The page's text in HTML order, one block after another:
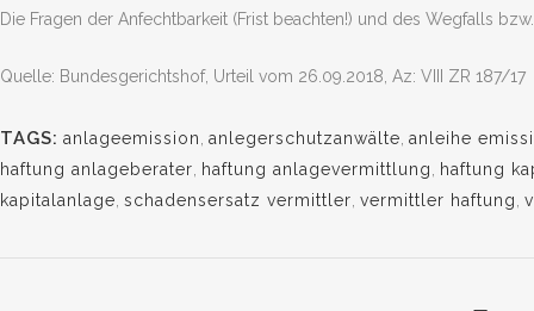
Die Fragen der Anfechtbarkeit (Frist beachten!) und des Wegfalls
Quelle: Bundesgerichtshof, Urteil vom 26.09.2018, Az: VIII ZR 187/17
TAGS: anlageemission anlegerschutzanwälte anleihe
haftung anlageberater
haftung anlagevermittlung
haftung
kapitalanlage schadensersatz vermittler vermittler haftung